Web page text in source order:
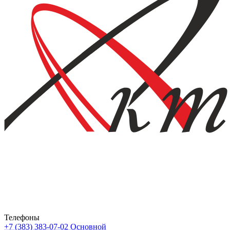
Телефоны
+7 (383) 383-07-02 Основной